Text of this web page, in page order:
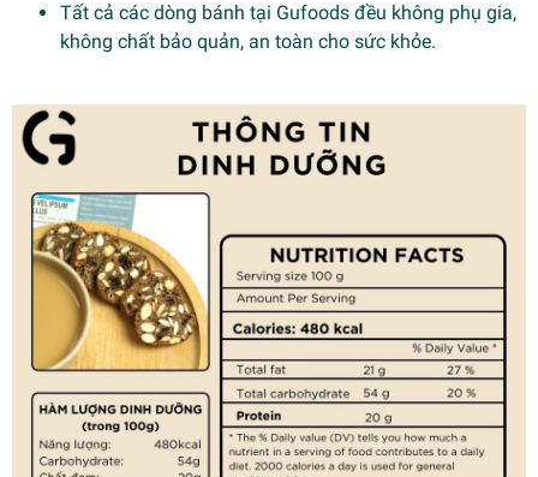
Tất cả các dòng bánh tại Gufoods đều không phụ gia,
không chất bảo quản, an toàn cho sức khỏe.